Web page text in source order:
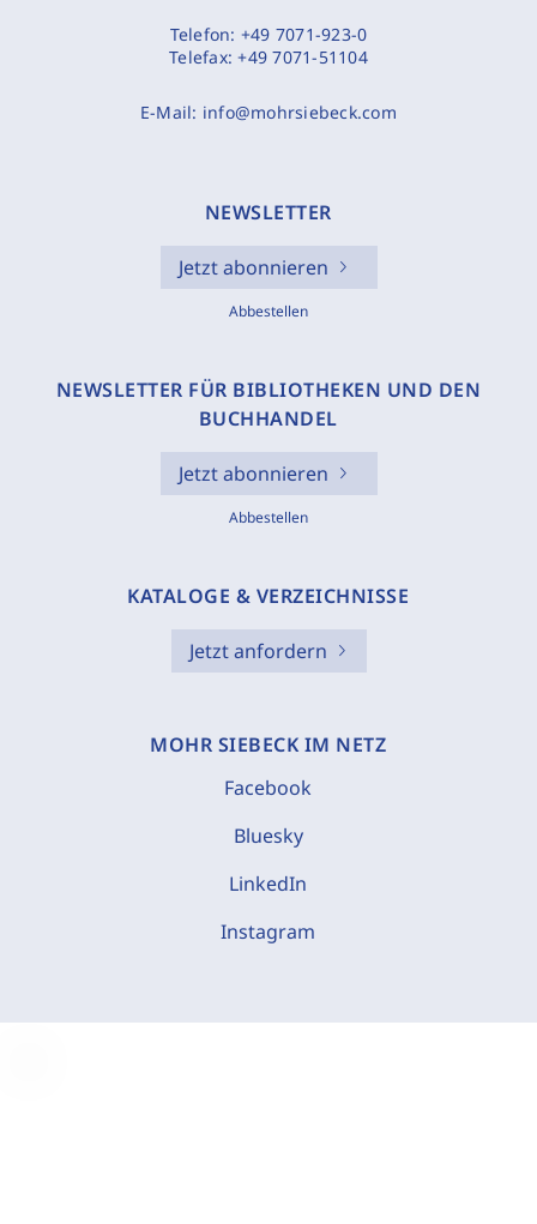
Telefon: +49 7071-923-0
Telefax:+49 7071-51104
E-Mail: info@mohrsiebeck.com
NEWSLETTER
Jetzt abonnieren
Abbestellen
NEWSLETTER FÜR BIBLIOTHEKEN UND DEN
BUCHHANDEL
Jetzt abonnieren
Abbestellen
KATALOGE & VERZEICHNISSE
Jetzt anfordern
MOHR SIEBECK IM NETZ
Facebook
Bluesky
LinkedIn
Instagram